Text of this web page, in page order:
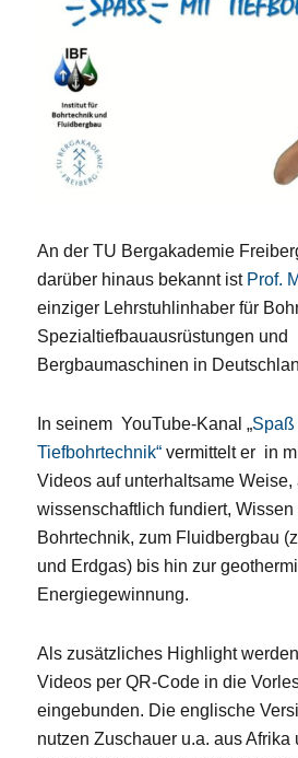
An der TU Bergakademie
darüber hinaus bekannt ist Prof.
einziger Lehrstuhlinhaber für
Spezialtiefbauausrüstungen und
Bergbaumaschinen in
In seinem YouTube-Kanal „Spaß
Tiefbohrtechnik“ vermittelt er in
Videos auf unterhaltsame Weise,
wissenschaftlich fundiert, Wissen
Bohrtechnik, zum Fluidbergbau
und Erdgas) bis hin zur
Energiegewinnung.
Als zusätzliches Highlight
Videos per QR-Code in die
eingebunden. Die englische
nutzen Zuschauer u.a. aus Afrika